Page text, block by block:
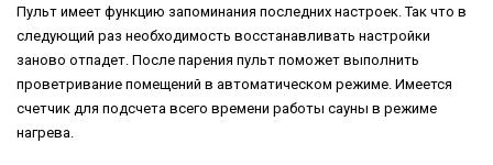
Пульт имеет функцию запоминания последних настроек. Так что в
следующий раз необходимость восстанавливать настройки
заново отпадет. После парения пульт поможет выполнить
проветривание помещений в автоматическом режиме. Имеется
счетчик для подсчета всего времени работы сауны в режиме
нагрева.